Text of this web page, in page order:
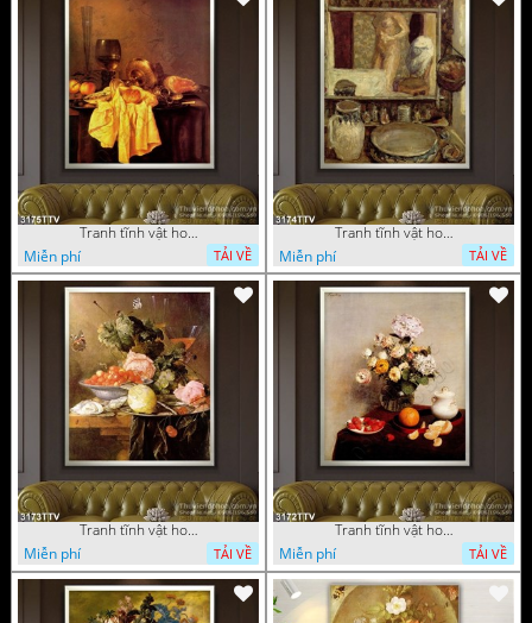
Tranh tĩnh vật hoa quả sơn dầu trang trí đẹp
Miễn phí
TẢI VỀ
Tranh tĩnh vật hoa quả sơn dầu nghệ thuật
Miễn phí
TẢI VỀ
Tranh tĩnh vật hoa quả sơn dầu độc đáo đẹp
Miễn phí
TẢI VỀ
Tranh tĩnh vật hoa quả sơn dầu trang trí phòng ngủ
Miễn phí
TẢI VỀ